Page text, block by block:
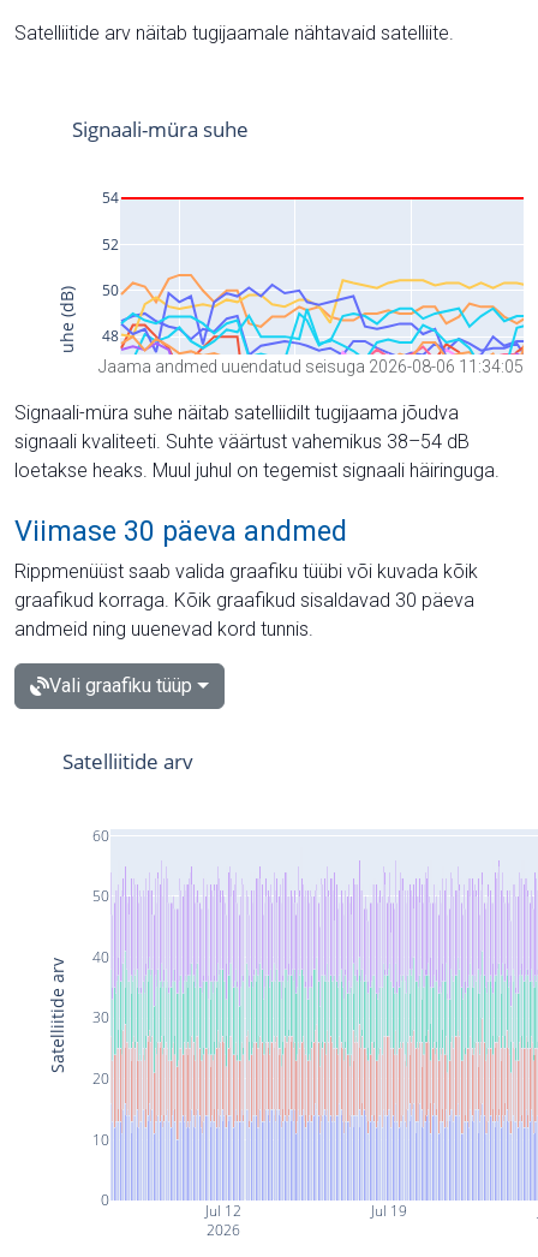
Satelliitide arv näitab tugijaamale nähtavaid satelliite.
Jaama andmed uuendatud seisuga 2026-08-06 11:34:05
Signaali-müra suhe näitab satelliidilt tugijaama jõudva
signaali kvaliteeti. Suhte väärtust vahemikus 38–54 dB
loetakse heaks. Muul juhul on tegemist signaali häiringuga.
Viimase 30 päeva andmed
Rippmenüüst saab valida graafiku tüübi või kuvada kõik
graafikud korraga. Kõik graafikud sisaldavad 30 päeva
andmeid ning uuenevad kord tunnis.
Vali graafiku tüüp
Jul 12
2026
Jul 19
0
10
20
30
40
50
60
Satelliitide arv
Satelliitide arv